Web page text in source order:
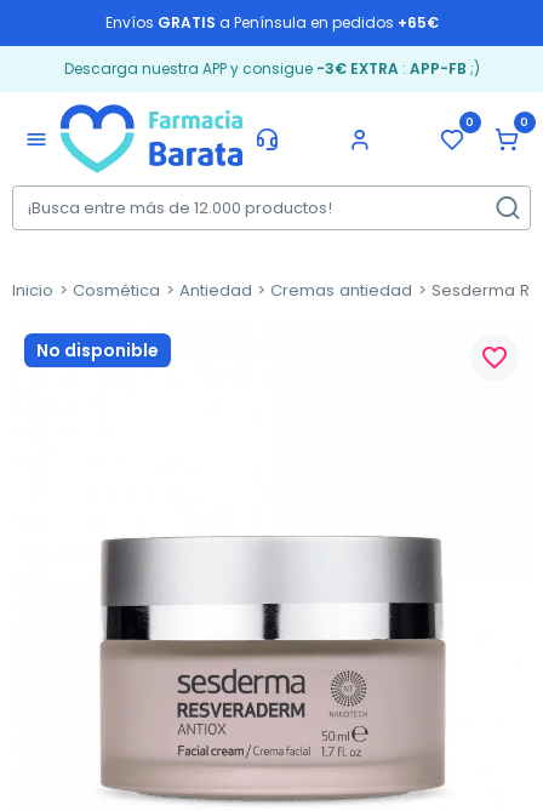
Envíos GRATIS a Península en pedidos +65€
Descarga nuestra APP y consigue -3€ EXTRA: APP-FB ;)
menu
0 0
Inicio Cosmética Antiedad Cremas antiedad Sesderma
No disponible favorite_border